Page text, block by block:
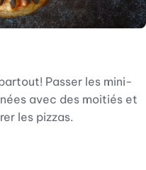
Passer les mini-
avec des moitiés et
les pizzas.